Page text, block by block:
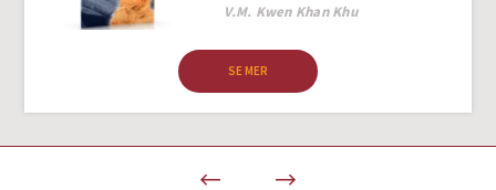
Author
V.M. Kwen Khan Khu
SE MER